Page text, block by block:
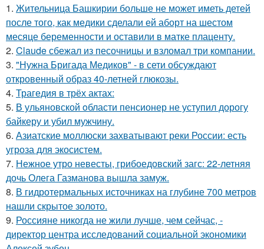
1. Жительница Башкирии больше не может иметь детей
после того, как медики сделали ей аборт на шестом
месяце беременности и оставили в матке плаценту.
2. Claude сбежал из песочницы и взломал три компании.
3. "Нужна Бригада Медиков" - в сети обсуждают
откровенный образ 40-летней глюкозы.
4. Трагедия в трёх актах:
5. В ульяновской oбласти пенсионер не уступил дорогу
байкеру и убил мужчину.
6. Азиатские моллюски захватывают реки России: есть
угроза для экосистем.
7. Нежное утро невесты, грибоедовский загс: 22-летняя
дочь Олега Газманова вышла замуж.
8. В гидротермальных источниках на глубине 700 метров
нашли скрытое золото.
9. Россияне никогда не жили лучше, чем сейчас, -
директор центра исследований социальной экономики